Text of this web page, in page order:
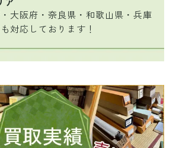
大阪府・奈良県・和歌山県・兵庫
対応しております！